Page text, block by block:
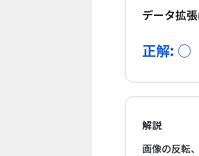
データ拡
正解: ○
解説
画像の反転